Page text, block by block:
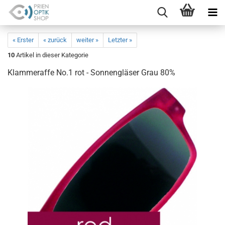
« Erster « zurück weiter »
Letzter »
10 Artikel in dieser Kategorie
Klammeraffe No.1 rot - Sonnengläser Grau 80%